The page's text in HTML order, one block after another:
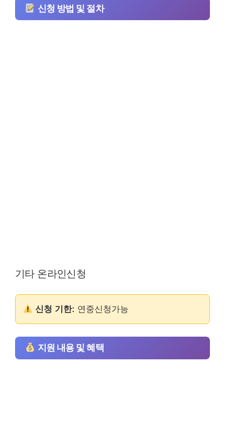
신청 방법 및 절차
기타 온라인신청
신청 기한: 연중신청가능
지원 내용 및 혜택